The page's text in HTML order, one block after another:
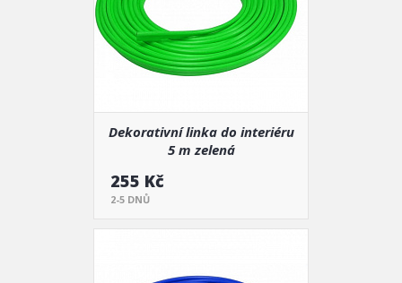
Dekorativní linka do interiéru
5 m zelená
255 Kč
2-5 DNŮ